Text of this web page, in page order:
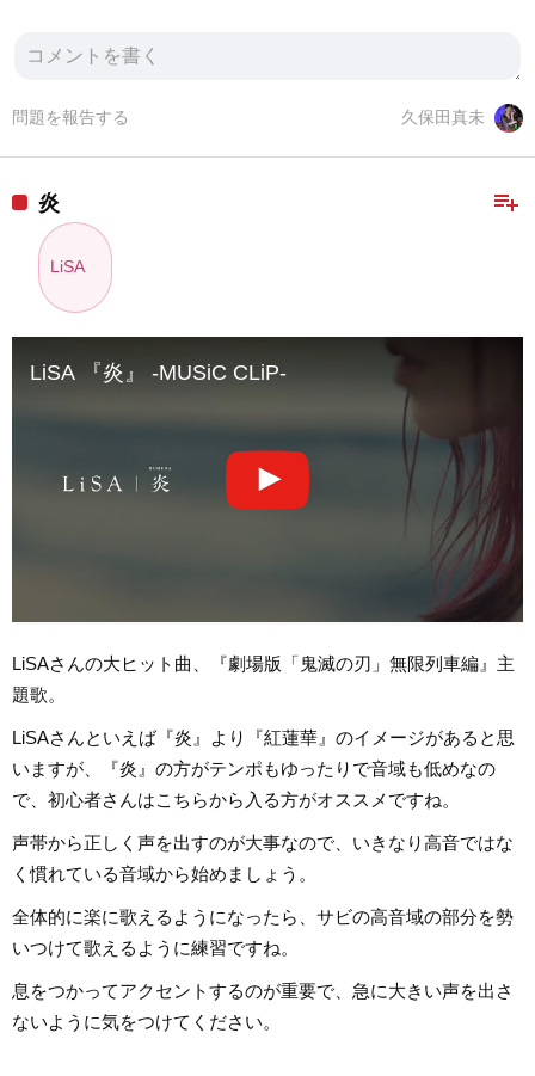
久保田真未
問題を報告する
playlist_add
炎
LiSA
LiSA 『炎』 -MUSiC CLiP-
LiSAさんの大ヒット曲、『劇場版「鬼滅の刃」無限列車編』主
題歌。
LiSAさんといえば『炎』より『紅蓮華』のイメージがあると思
いますが、『炎』の方がテンポもゆったりで音域も低めなの
で、初心者さんはこちらから入る方がオススメですね。
声帯から正しく声を出すのが大事なので、いきなり高音ではな
く慣れている音域から始めましょう。
全体的に楽に歌えるようになったら、サビの高音域の部分を勢
いつけて歌えるように練習ですね。
息をつかってアクセントするのが重要で、急に大きい声を出さ
ないように気をつけてください。